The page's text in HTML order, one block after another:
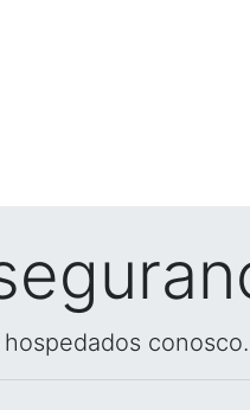
conosco.